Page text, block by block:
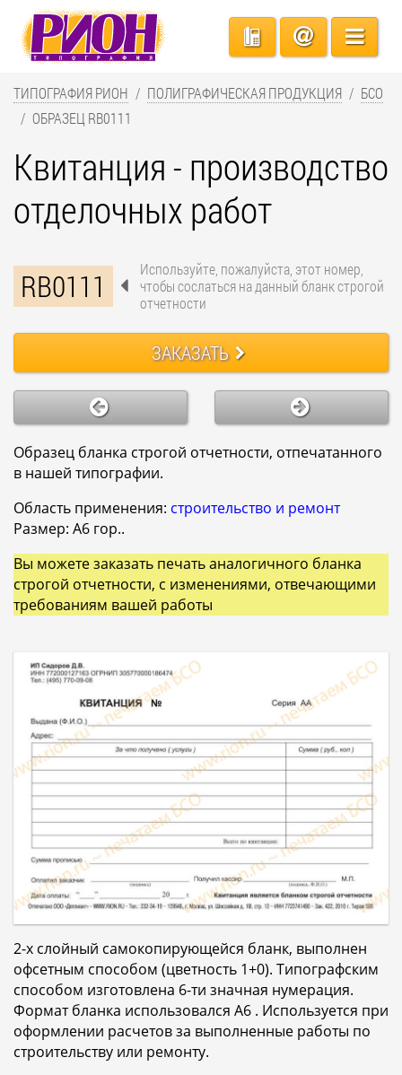
ТИПОГРАФИЯ РИОН ПОЛИГРАФИЧЕСКАЯ ПРОДУКЦИЯ
БСО
ОБРАЗЕЦ RB0111
Квитанция - производство
отделочных работ
RB0111
Используйте, пожалуйста, этот номер,
чтобы сослаться на данный бланк строгой
отчетности
ЗАКАЗАТЬ
Образец бланка строгой отчетности, отпечатанного
в нашей типографии.
Область применения: строительство и ремонт
Размер: A6 гор..
Вы можете заказать печать аналогичного бланка
строгой отчетности, с изменениями, отвечающими
требованиям вашей работы
2-х слойный самокопирующейся бланк, выполнен
офсетным способом (цветность 1+0). Типографским
способом изготовлена 6-ти значная нумерация.
Формат бланка использовался А6 . Используется при
оформлении расчетов за выполненные работы по
строительству или ремонту.